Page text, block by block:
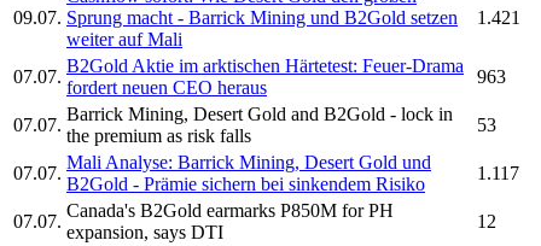
09.07. Sprung macht - Barrick Mining und B2Gold setzen
weiter auf Mali
1.421
07.07.
B2Gold Aktie im arktischen Härtetest: Feuer-Drama
fordert neuen CEO heraus
963
07.07.
Barrick Mining, Desert Gold and B2Gold - lock in
the premium as risk falls
53
07.07.
Mali Analyse: Barrick Mining, Desert Gold und
B2Gold - Prämie sichern bei sinkendem Risiko
1.117
07.07.
Canada's B2Gold earmarks P850M for PH
expansion, says DTI
12